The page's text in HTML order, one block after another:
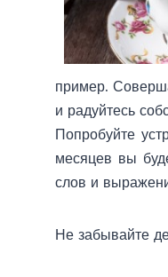
пример.
и радуйтесь
Попробуйте
месяцев вы
слов и
Не забывайте